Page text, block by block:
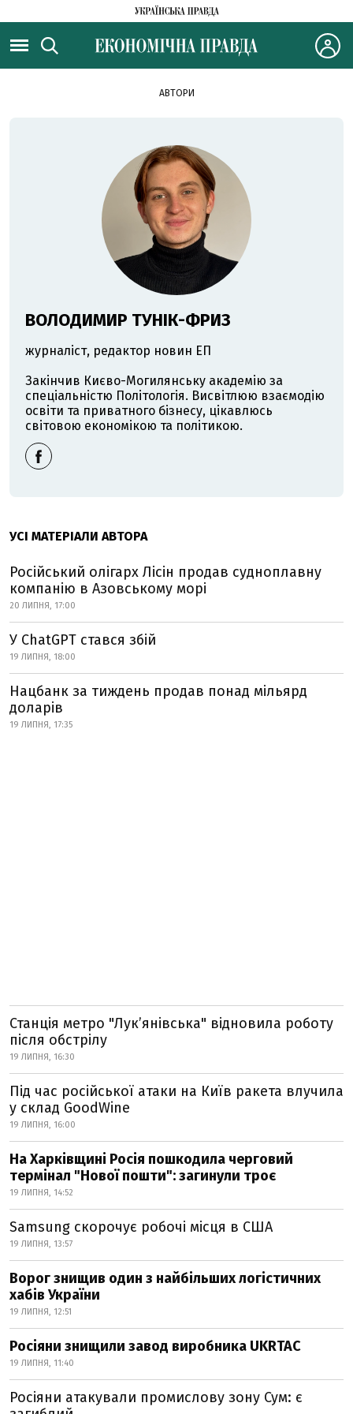
АВТОРИ
ВОЛОДИМИР ТУНІК-ФРИЗ
журналіст, редактор новин ЕП
Закінчив Києво-Могилянську академію за
спеціальністю Політологія. Висвітлюю взаємодію
освіти та приватного бізнесу, цікавлюсь
світовою економікою та політикою.
УСІ МАТЕРІАЛИ АВТОРА
Російський олігарх Лісін продав судноплавну
компанію в Азовському морі
20 ЛИПНЯ, 17:00
У ChatGPT стався збій
19 ЛИПНЯ, 18:00
Нацбанк за тиждень продав понад мільярд
доларів
19 ЛИПНЯ, 17:35
Станція метро "Лукʼянівська" відновила роботу
після обстрілу
19 ЛИПНЯ, 16:30
Під час російської атаки на Київ ракета влучила
у склад GoodWine
19 ЛИПНЯ, 16:00
На Харківщині Росія пошкодила черговий
термінал "Нової пошти": загинули троє
19 ЛИПНЯ, 14:52
Samsung скорочує робочі місця в США
19 ЛИПНЯ, 13:57
Ворог знищив один з найбільших логістичних
хабів України
19 ЛИПНЯ, 12:51
Росіяни знищили завод виробника UKRTAC
19 ЛИПНЯ, 11:40
Росіяни атакували промислову зону Сум: є